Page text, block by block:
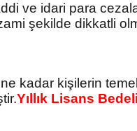
ve idari para
şekilde dikkatli
kadar kişilerin
Yıllık Lisans